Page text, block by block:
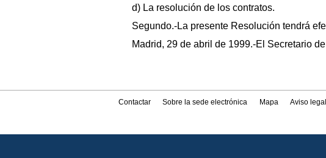
d) La resolución de los contratos.
Segundo.-La presente Resolución tendrá
Madrid, 29 de abril de 1999.-El Secretario
Contactar Sobre la sede electrónica Mapa Aviso legal